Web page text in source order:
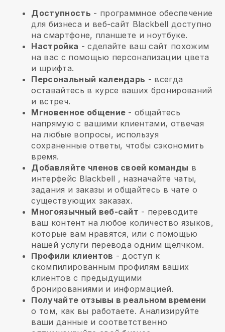
Доступность - программное обеспечение
для бизнеса и веб-сайт Blackbell доступно
на смартфоне, планшете и ноутбуке.
Настройка - сделайте ваш сайт похожим
на вас с помощью персонализации цвета
и шрифта.
Персональный календарь - всегда
оставайтесь в курсе ваших бронирований
и встреч.
Мгновенное общение - общайтесь
напрямую с вашими клиентами, отвечая
на любые вопросы, используя
сохраненные ответы, чтобы сэкономить
время.
Добавляйте членов своей команды в
интерфейс Blackbell , назначайте чаты,
задания и заказы и общайтесь в чате о
существующих заказах.
Многоязычный веб-сайт - переводите
ваш контент на любое количество языков,
которые вам нравятся, или с помощью
нашей услуги перевода одним щелчком.
Профили клиентов - доступ к
скомпилированным профилям ваших
клиентов с предыдущими
бронированиями и информацией.
Получайте отзывы в реальном времени
о том, как вы работаете. Анализируйте
ваши данные и соответственно